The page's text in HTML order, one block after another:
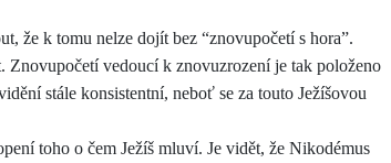
že k tomu nelze dojít bez “znovupočetí s hora”.
vedoucí k znovuzrození je tak položeno
stále konsistentní, neboť se za touto Ježíšovou
toho o čem Ježíš mluví. Je vidět, že Nikodémus